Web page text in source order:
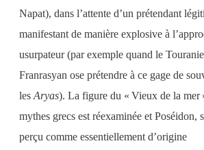
Napat), dans l’attente d’un prétendant
manifestant de manière explosive à
usurpateur (par exemple quand le
Franrasyan ose prétendre à ce gage de
les Aryas). La figure du « Vieux de la mer
mythes grecs est réexaminée et Poséidon,
perçu comme essentiellement d’origine